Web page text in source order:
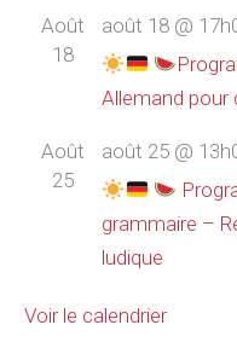
Août
18
août 18 @
Allemand pour
Août
25
août 25 @
grammaire –
ludique
Voir le calendrier